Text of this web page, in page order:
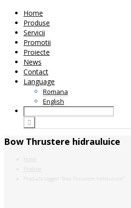
Home
Produse
Servicii
Promotii
Proiecte
News
Contact
Language
Romana
English
Bow Thrustere hidrauluice
Home
Products tagged “Bow Thrustere hidrauluice”